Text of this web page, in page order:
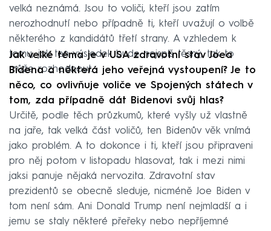
velká neznámá. Jsou to voliči, kteří jsou zatím
nerozhodnutí nebo případně ti, kteří uvažují o volbě
některého z kandidátů třetí strany. A vzhledem k
tomu, jak ten výsledek bude nejspíš těsný, tak to
může rozhodnout.
Jak velké téma je v USA zdravotní stav Joea
Bidena a některá jeho veřejná vystoupení? Je to
něco, co ovlivňuje voliče ve Spojených státech v
tom, zda případně dát Bidenovi svůj hlas?
Určitě, podle těch průzkumů, které vyšly už vlastně
na jaře, tak velká část voličů, ten Bidenův věk vnímá
jako problém. A to dokonce i ti, kteří jsou připraveni
pro něj potom v listopadu hlasovat, tak i mezi nimi
jaksi panuje nějaká nervozita. Zdravotní stav
prezidentů se obecně sleduje, nicméně Joe Biden v
tom není sám. Ani Donald Trump není nejmladší a i
jemu se staly některé přeřeky nebo nepříjemné